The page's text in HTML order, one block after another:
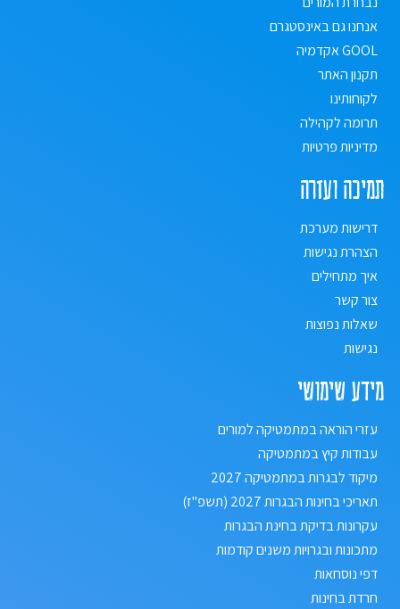
אנחנו גם באינסטגרם
GOOL אקדמיה
תקנון האתר
לקוחותינו
תרומה לקהילה
מדיניות פרטיות
תמיכה ועזרה
דרישות מערכת
הצהרת נגישות
איך מתחילים
צור קשר
שאלות נפוצות
נגישות
מידע שימושי
עזרי הוראה במתמטיקה למורים
עבודות קיץ במתמטיקה
מיקוד לבגרות במתמטיקה 2027
תאריכי בחינות הבגרות 2027 (תשפ"ז)
עקרונות בדיקת בחינת הבגרות
מתכונות ובגרויות משנים קודמות
דפי נוסחאות
חרדת בחינות